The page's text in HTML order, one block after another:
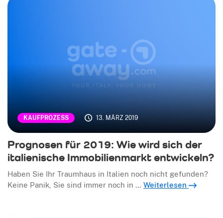
KAUFPROZESS 13. MÄRZ 2019
Prognosen für 2019: Wie wird sich der
italienische Immobilienmarkt entwickeln?
Haben Sie Ihr Traumhaus in Italien noch nicht gefunden?
Keine Panik, Sie sind immer noch in … Weiterlesen